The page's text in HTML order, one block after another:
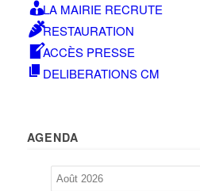
LA MAIRIE RECRUTE
RESTAURATION
ACCÈS PRESSE
DELIBERATIONS CM
AGENDA